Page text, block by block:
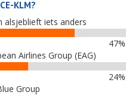
KLM?
alsjeblieft iets anders
Airlines Group (EAG)
Group